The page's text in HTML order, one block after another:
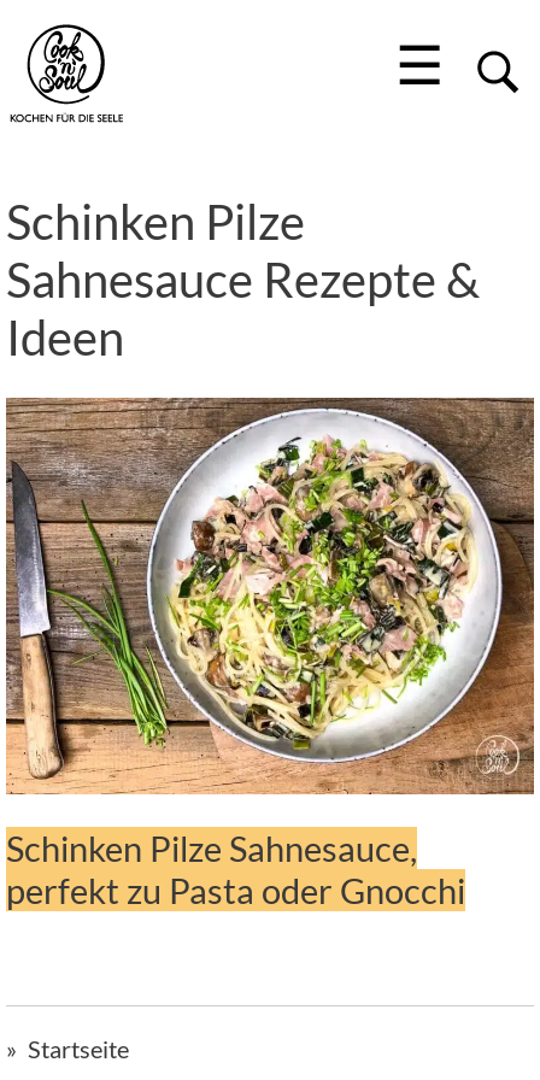
☰
Schinken Pilze
Sahnesauce Rezepte &
Ideen
Schinken Pilze Sahnesauce,
perfekt zu Pasta oder Gnocchi
Startseite